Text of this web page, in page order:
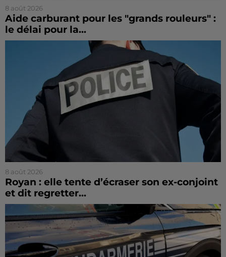
8 août 2026
Aide carburant pour les "grands rouleurs" :
le délai pour la...
8 août 2026
Royan : elle tente d’écraser son ex-conjoint
et dit regretter...